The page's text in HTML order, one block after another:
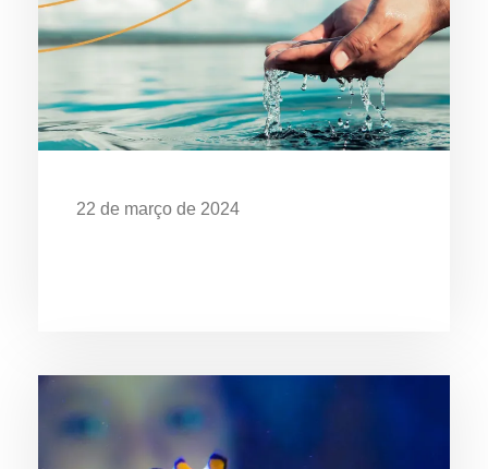
22 de março de 2024